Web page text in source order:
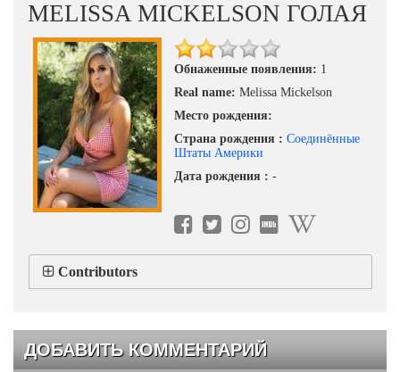
MELISSA MICKELSON ГОЛАЯ
Обнаженные появления: 1
Real name: Melissa Mickelson
Место рождения:
Страна рождения : Соединённые
Штаты Америки
Дата рождения : -
Contributors
ДОБАВИТЬ КОММЕНТАРИЙ